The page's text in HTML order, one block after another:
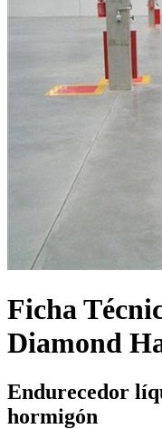
Ficha
Diamond
Endurecedor
hormigón